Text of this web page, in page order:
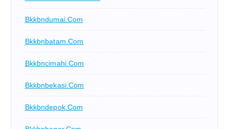
Bkkbndumai.com
Bkkbnbatam.com
Bkkbncimahi.com
Bkkbnbekasi.com
Bkkbndepok.com